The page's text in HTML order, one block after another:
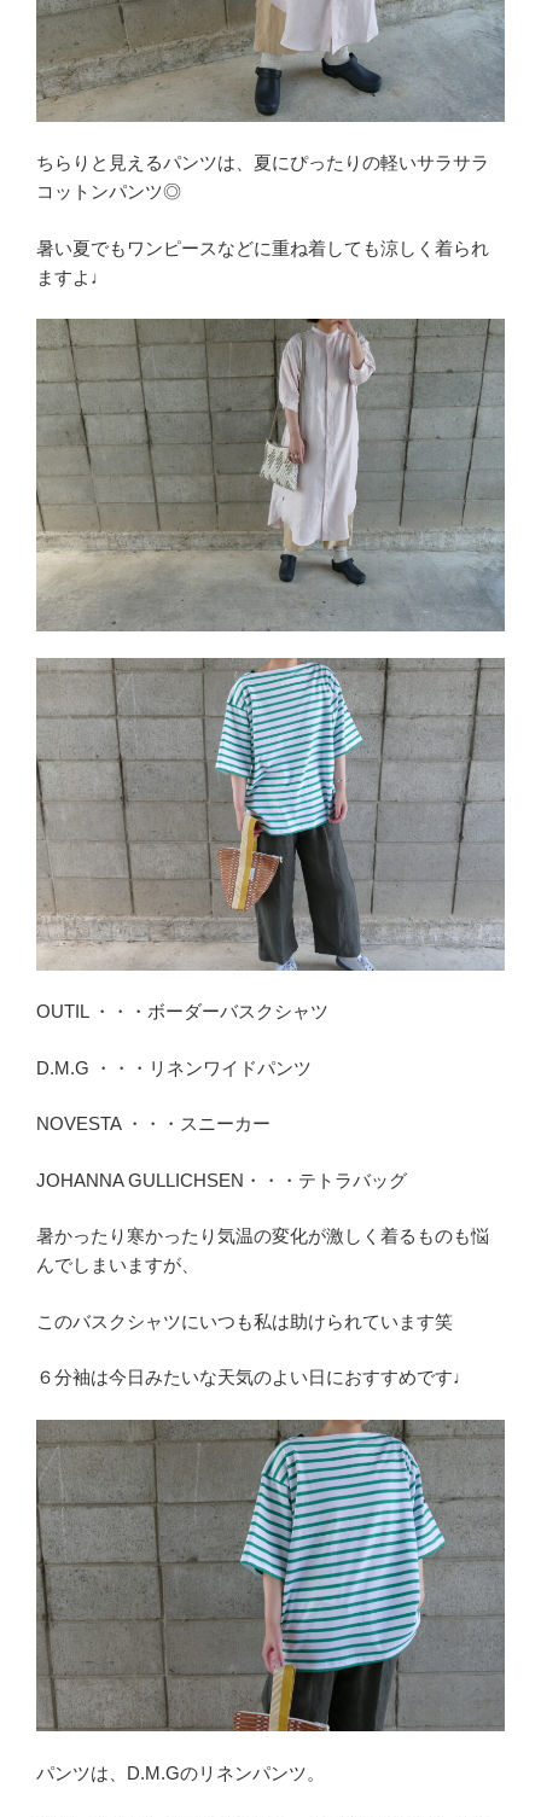
ちらりと見えるパンツは、夏にぴったりの軽いサラサラ
コットンパンツ◎
暑い夏でもワンピースなどに重ね着しても涼しく着られ
ますよ♩
OUTIL ・・・ボーダーバスクシャツ
D.M.G ・・・リネンワイドパンツ
NOVESTA ・・・スニーカー
JOHANNA GULLICHSEN・・・テトラバッグ
暑かったり寒かったり気温の変化が激しく着るものも悩
んでしまいますが、
このバスクシャツにいつも私は助けられています笑
６分袖は今日みたいな天気のよい日におすすめです♩
パンツは、D.M.Gのリネンパンツ。